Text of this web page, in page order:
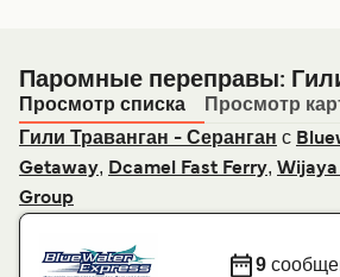
Паромные переправы:
Просмотр списка
Просмотр
Гили Траванган - Серанган с
Getaway, Dcamel Fast Ferry, Wijaya
Group
9